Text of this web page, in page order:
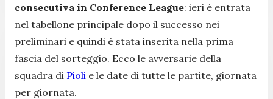
consecutiva in Conference League: ieri è entrata
nel tabellone principale dopo il successo nei
preliminari e quindi è stata inserita nella prima
fascia del sorteggio. Ecco le avversarie della
squadra di Pioli e le date di tutte le partite, giornata
per giornata.